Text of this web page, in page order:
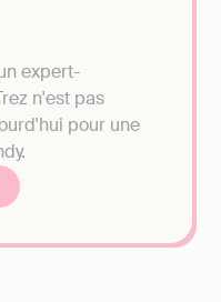
expert-
n'est pas
pour une